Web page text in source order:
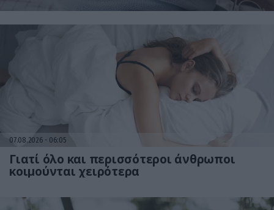
07.08.2026 06:05
Γιατί όλο και περισσότεροι άνθρωποι
κοιμούνται χειρότερα